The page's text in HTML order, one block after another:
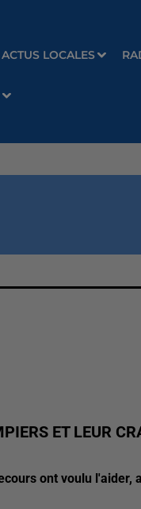
ACTUS LOCALES
ET LEUR
ont voulu